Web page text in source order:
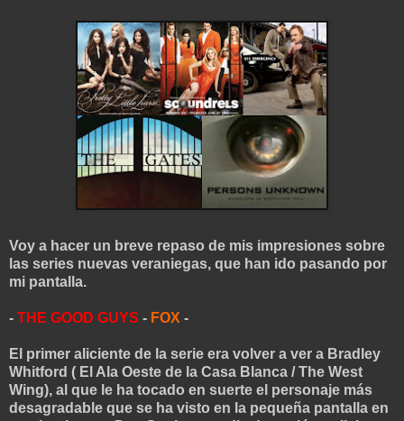
Voy a hacer un breve repaso de mis impresiones sobre
las series nuevas veraniegas, que han ido pasando por
mi pantalla.
- THE GOOD GUYS - FOX -
El primer aliciente de la serie era volver a ver a Bradley
Whitford ( El Ala Oeste de la Casa Blanca / The West
Wing), al que le ha tocado en suerte el personaje más
desagradable que se ha visto en la pequeña pantalla en